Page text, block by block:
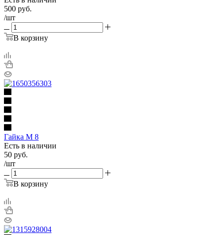
500 руб.
/шт
В корзину
Гайка М 8
Есть в наличии
50 руб.
/шт
В корзину